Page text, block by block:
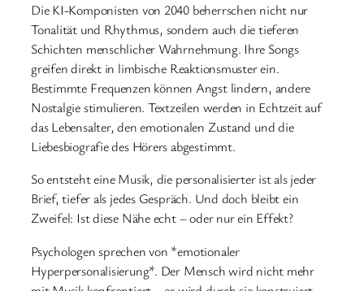
Die KI-Komponisten von 2040 beherrschen nicht nur
Tonalität und Rhythmus, sondern auch die tieferen
Schichten menschlicher Wahrnehmung. Ihre Songs
greifen direkt in limbische Reaktionsmuster ein.
Bestimmte Frequenzen können Angst lindern, andere
Nostalgie stimulieren. Textzeilen werden in Echtzeit auf
das Lebensalter, den emotionalen Zustand und die
Liebesbiografie des Hörers abgestimmt.
So entsteht eine Musik, die personalisierter ist als jeder
Brief, tiefer als jedes Gespräch. Und doch bleibt ein
Zweifel: Ist diese Nähe echt – oder nur ein Effekt?
Psychologen sprechen von *emotionaler
Hyperpersonalisierung*. Der Mensch wird nicht mehr